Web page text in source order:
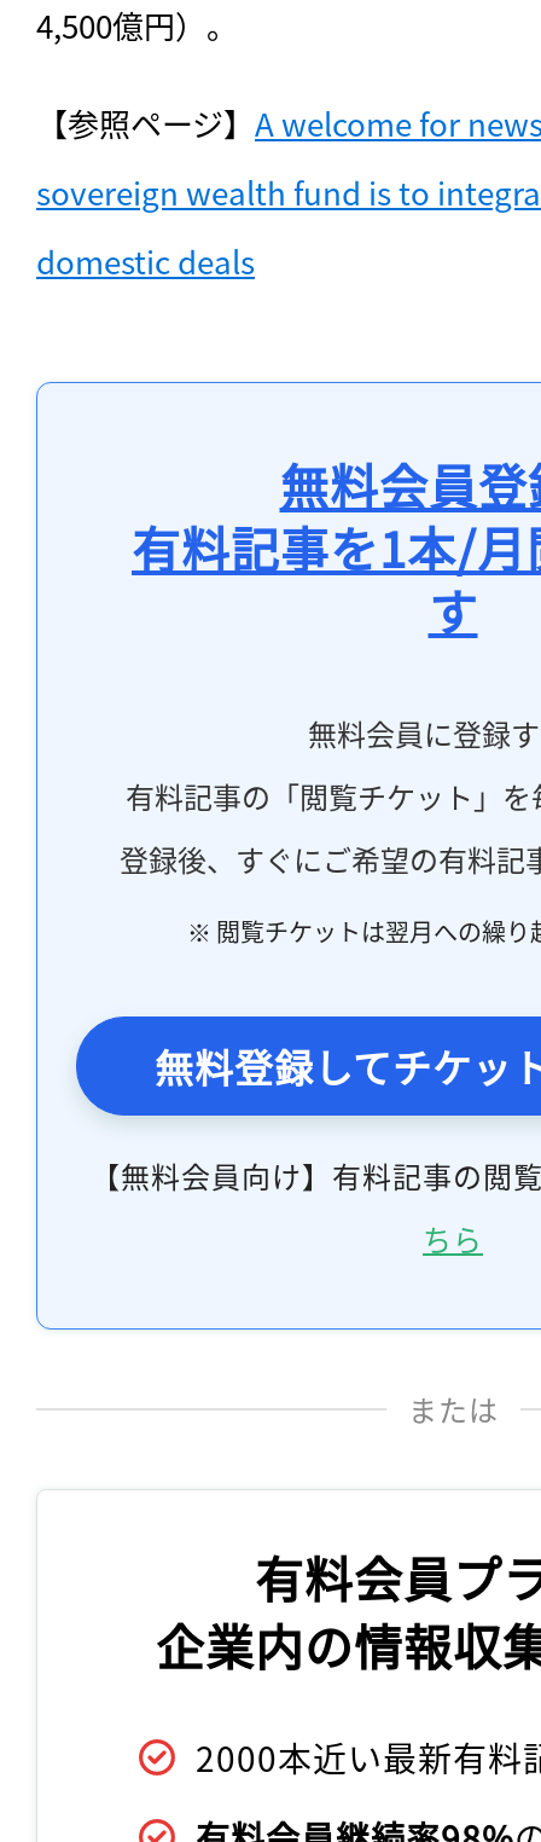
4,500億円）。
【参照ページ】 A welcome for
sovereign wealth fund is to
domestic deals
無料会員
有料記事を1本/
す
無料会員に登録
有料記事の「閲覧チケット」
登録後、すぐにご希望の有料記
※ 閲覧チケットは翌月への繰り
無料登録してチケッ
【無料会員向け】有料記事の閲
ちら
または
有料会員プ
企業内の情報収
2000本近い最新有料